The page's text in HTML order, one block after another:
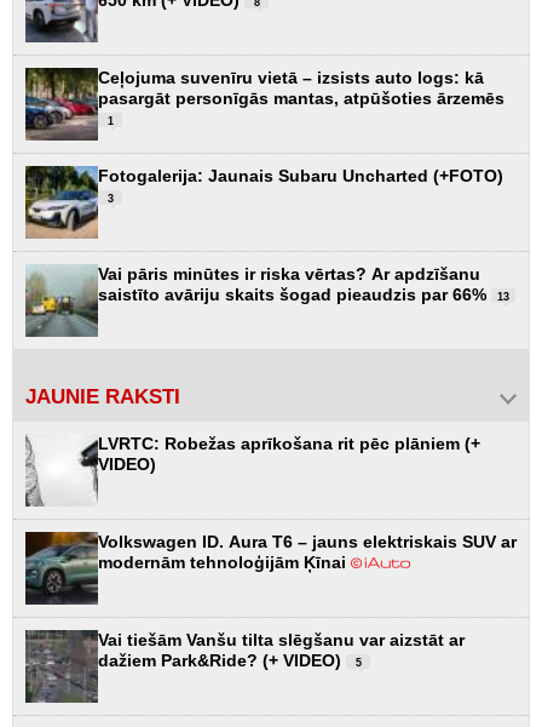
8
Ceļojuma suvenīru vietā – izsists auto logs: kā
pasargāt personīgās mantas, atpūšoties ārzemēs
1
Fotogalerija: Jaunais Subaru Uncharted (+FOTO)
3
Vai pāris minūtes ir riska vērtas? Ar apdzīšanu
saistīto avāriju skaits šogad pieaudzis par 66%
13
JAUNIE RAKSTI
LVRTC: Robežas aprīkošana rit pēc plāniem (+
VIDEO)
Volkswagen ID. Aura T6 – jauns elektriskais SUV ar
modernām tehnoloģijām Ķīnai
Vai tiešām Vanšu tilta slēgšanu var aizstāt ar
dažiem Park&Ride? (+ VIDEO)
5